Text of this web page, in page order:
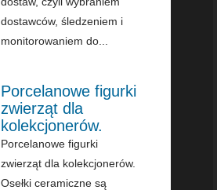
dostawców, śledzeniem i
monitorowaniem do...
Porcelanowe figurki
zwierząt dla
kolekcjonerów.
Porcelanowe figurki
zwierząt dla kolekcjonerów.
Osełki ceramiczne są